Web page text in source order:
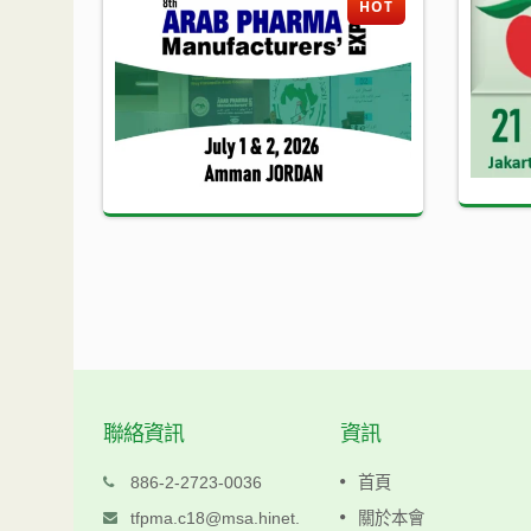
HOT
聯絡資訊
886-2-2723-0036
tfpma.c18@msa.hinet.
資訊
首頁
關於本會
科仁
www.keljen.com.tw